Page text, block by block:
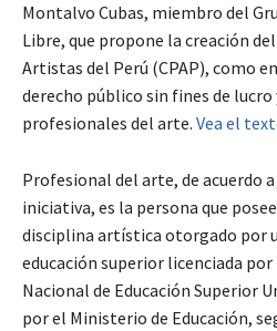
Montalvo Cubas, miembro del
Libre, que propone la creación
Artistas del Perú (CPAP), como
derecho público sin fines de lucro
profesionales del arte. Vea el
Profesional del arte, de acuerdo
iniciativa, es la persona que
disciplina artística otorgado por
educación superior licenciada
Nacional de Educación Superior
por el Ministerio de Educación,